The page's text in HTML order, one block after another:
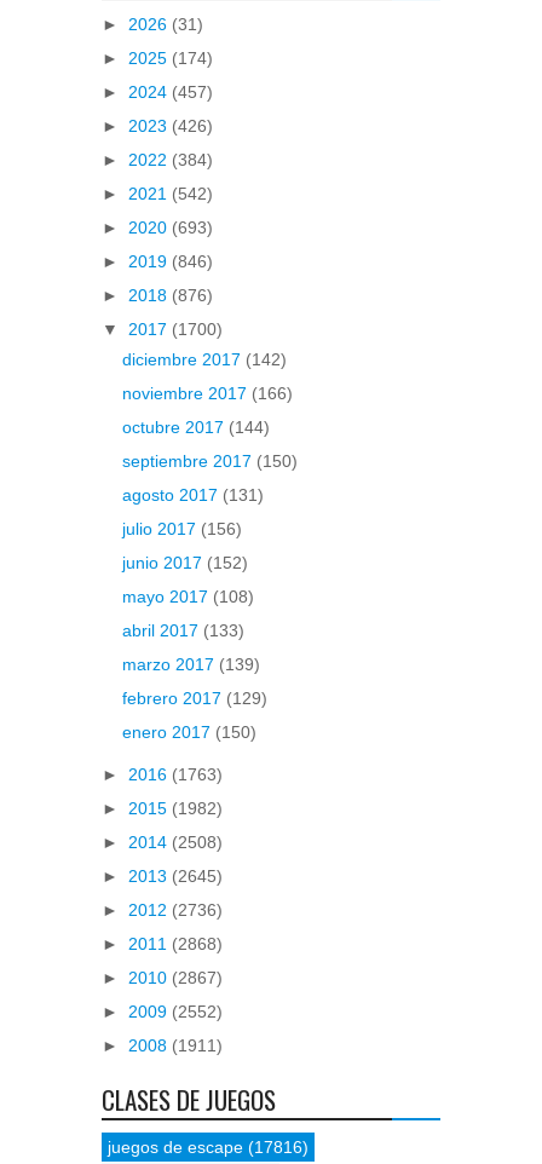
► 2026 (31)
► 2025 (174)
► 2024 (457)
► 2023 (426)
► 2022 (384)
► 2021 (542)
► 2020 (693)
► 2019 (846)
► 2018 (876)
▼ 2017 (1700)
diciembre 2017 (142)
noviembre 2017 (166)
octubre 2017 (144)
septiembre 2017 (150)
agosto 2017 (131)
julio 2017 (156)
junio 2017 (152)
mayo 2017 (108)
abril 2017 (133)
marzo 2017 (139)
febrero 2017 (129)
enero 2017 (150)
► 2016 (1763)
► 2015 (1982)
► 2014 (2508)
► 2013 (2645)
► 2012 (2736)
► 2011 (2868)
► 2010 (2867)
► 2009 (2552)
► 2008 (1911)
CLASES DE JUEGOS
juegos de escape (17816)